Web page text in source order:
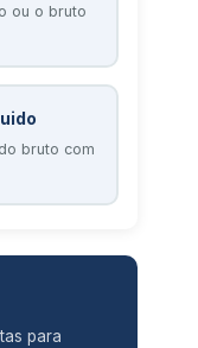
ou o bruto
bruto com
para